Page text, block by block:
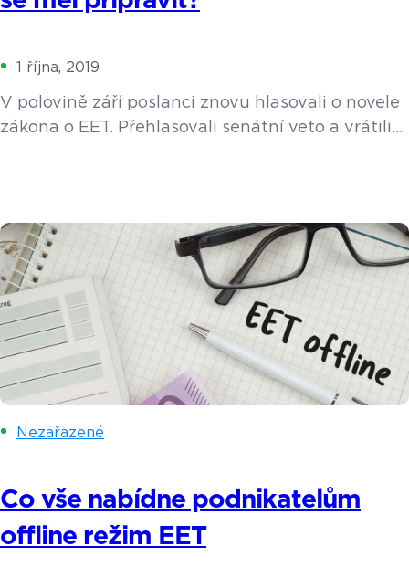
1 října, 2019
V polovině září poslanci znovu hlasovali o novele
zákona o EET. Přehlasovali senátní veto a vrátili
povolání, jako jsou právníci, lékaři nebo taxikáři.
Výjimku dostali pouze soukromí poskytovatelé
sociálních služeb nebo předvánoční prodejci
kaprů. Koho EET ve 3. a 4. vlně […]
Nezařazené
Co vše nabídne podnikatelům
offline režim EET